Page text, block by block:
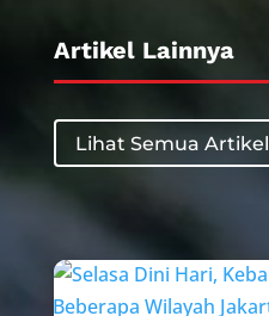
Artikel Lainnya
Lihat Semua Artikel